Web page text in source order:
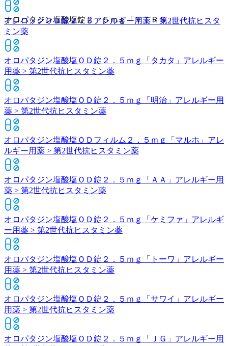
オロパタジン塩酸塩錠２．５ｍｇ「ＶＴＲＳ」
アレロックＯＤ錠２．５ アレルギー用薬 > 第2世代抗ヒスタ
ミン薬
オロパタジン塩酸塩ＯＤ錠２．５ｍｇ「タカタ」 アレルギー
用薬 > 第2世代抗ヒスタミン薬
オロパタジン塩酸塩ＯＤ錠２．５ｍｇ「明治」 アレルギー用
薬 > 第2世代抗ヒスタミン薬
オロパタジン塩酸塩ＯＤフィルム２．５ｍｇ「マルホ」 アレ
ルギー用薬 > 第2世代抗ヒスタミン薬
オロパタジン塩酸塩ＯＤ錠２．５ｍｇ「ＡＡ」 アレルギー用
薬 > 第2世代抗ヒスタミン薬
オロパタジン塩酸塩ＯＤ錠２．５ｍｇ「ケミファ」 アレルギ
ー用薬 > 第2世代抗ヒスタミン薬
オロパタジン塩酸塩ＯＤ錠２．５ｍｇ「トーワ」 アレルギー
用薬 > 第2世代抗ヒスタミン薬
オロパタジン塩酸塩ＯＤ錠２．５ｍｇ「サワイ」 アレルギー
用薬 > 第2世代抗ヒスタミン薬
オロパタジン塩酸塩ＯＤ錠２．５ｍｇ「ＪＧ」 アレルギー用